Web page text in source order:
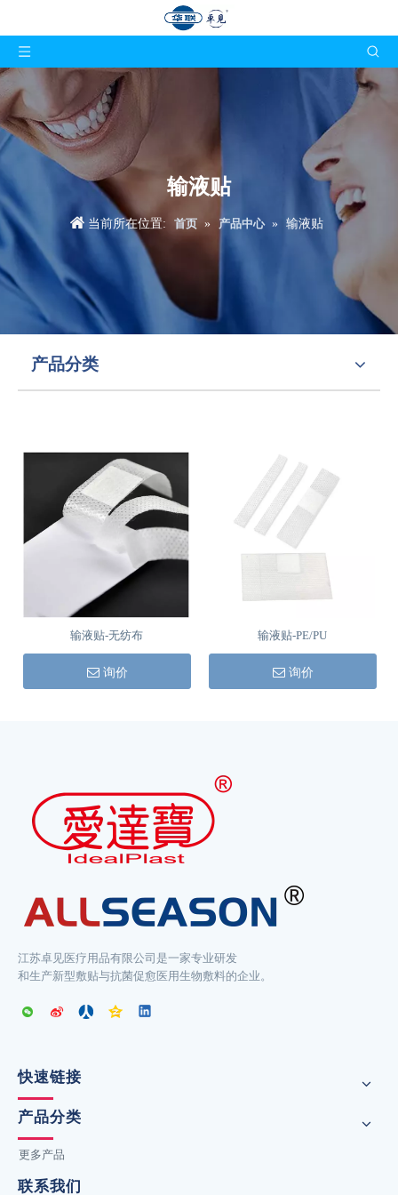
输液贴
当前所在位置: 首页 » 产品中心 » 输液贴
产品分类
输液贴-无纺布
询价
输液贴-PE/PU
询价
江苏卓见医疗用品有限公司是一家专业研发
和生产新型敷贴与抗菌促愈医用生物敷料的企业。
快速链接
产品分类
更多产品
联系我们